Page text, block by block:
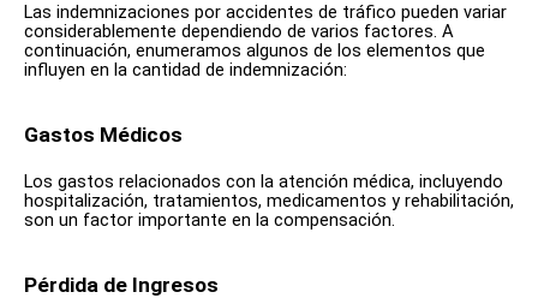
Las indemnizaciones por accidentes de tráfico pueden variar
considerablemente dependiendo de varios factores. A
continuación, enumeramos algunos de los elementos que
influyen en la cantidad de indemnización:
Gastos Médicos
Los gastos relacionados con la atención médica, incluyendo
hospitalización, tratamientos, medicamentos y rehabilitación,
son un factor importante en la compensación.
Pérdida de Ingresos